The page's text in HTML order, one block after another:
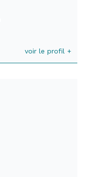
voir le profil +